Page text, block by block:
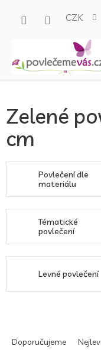
CZK
Zelené
cm
Povlečení dle
materiálu
Tématické
povlečení
Levné povlečení
aDoporučujeme